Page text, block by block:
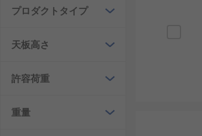
家庭の改善および DIY
プロダクトタイプ
天板高さ
許容荷重
重量